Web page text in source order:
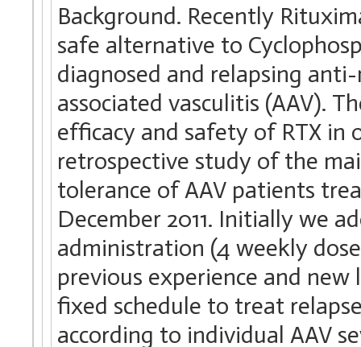
Background. Recently
safe alternative to
diagnosed and relapsing
associated vasculitis (AAV).
efficacy and safety of RTX in
retrospective study of the
tolerance of AAV patients
December 2011. Initially we
administration (4 weekly
previous experience and
fixed schedule to treat
according to individual AAV